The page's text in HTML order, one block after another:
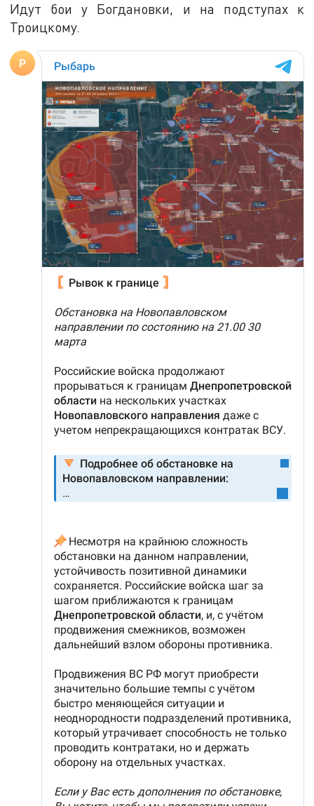
Идут бои у Богдановки, и на подступах к
Троицкому.